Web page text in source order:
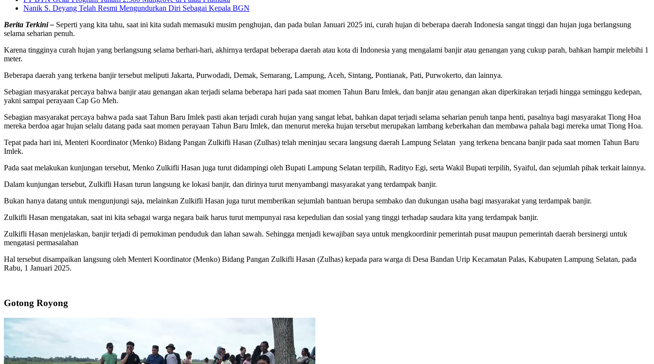
Nanik S. Deyang Telah Resmi Mengundurkan Diri Sebagai Kepala BGN
Berita Terkini – Seperti yang kita tahu, saat ini kita sudah memasuki musim penghujan, dan pada bulan Januari 2025 ini, curah hujan di beberapa daerah Indonesia sangat tinggi dan hujan juga berlangsung
selama seharian penuh.
Karena tingginya curah hujan yang berlangsung selama berhari-hari, akhirnya terdapat beberapa daerah atau kota di Indonesia yang mengalami banjir atau genangan yang cukup parah, bahkan hampir melebihi 1
meter.
Beberapa daerah yang terkena banjir tersebut meliputi Jakarta, Purwodadi, Demak, Semarang, Lampung, Aceh, Sintang, Pontianak, Pati, Purwokerto, dan lainnya.
Sebagian masyarakat percaya bahwa banjir atau genangan akan terjadi selama beberapa hari pada saat momen Tahun Baru Imlek, dan banjir atau genangan akan diperkirakan terjadi hingga seminggu kedepan,
yakni sampai perayaan Cap Go Meh.
Sebagian masyarakat percaya bahwa pada saat Tahun Baru Imlek pasti akan terjadi curah hujan yang sangat lebat, bahkan dapat terjadi selama seharian penuh tanpa henti, pasalnya bagi masyarakat Tiong Hoa
mereka berdoa agar hujan selalu datang pada saat momen perayaan Tahun Baru Imlek, dan menurut mereka hujan tersebut merupakan lambang keberkahan dan membawa pahala bagi mereka umat Tiong Hoa.
Tepat pada hari ini, Menteri Koordinator (Menko) Bidang Pangan Zulkifli Hasan (Zulhas) telah meninjau secara langsung daerah Lampung Selatan yang terkena bencana banjir pada saat momen Tahun Baru
Imlek.
Pada saat melakukan kunjungan tersebut, Menko Zulkifli Hasan juga turut didampingi oleh Bupati Lampung Selatan terpilih, Radityo Egi, serta Wakil Bupati terpilih, Syaiful, dan sejumlah pihak terkait lainnya.
Dalam kunjungan tersebut, Zulkifli Hasan turun langsung ke lokasi banjir, dan dirinya turut menyambangi masyarakat yang terdampak banjir.
Bukan hanya datang untuk mengunjungi saja, melainkan Zulkifli Hasan juga turut memberikan sejumlah bantuan berupa sembako dan dukungan usaha bagi masyarakat yang terdampak banjir.
Zulkifli Hasan mengatakan, saat ini kita sebagai warga negara baik harus turut mempunyai rasa kepedulian dan sosial yang tinggi terhadap saudara kita yang terdampak banjir.
Zulkifli Hasan menjelaskan, banjir terjadi di pemukiman penduduk dan lahan sawah. Sehingga menjadi kewajiban saya untuk mengkoordinir pemerintah pusat maupun pemerintah daerah bersinergi untuk
mengatasi permasalahan
Hal tersebut disampaikan langsung oleh Menteri Koordinator (Menko) Bidang Pangan Zulkifli Hasan (Zulhas) kepada para warga di Desa Bandan Urip Kecamatan Palas, Kabupaten Lampung Selatan, pada
Rabu, 1 Januari 2025.
Gotong Royong